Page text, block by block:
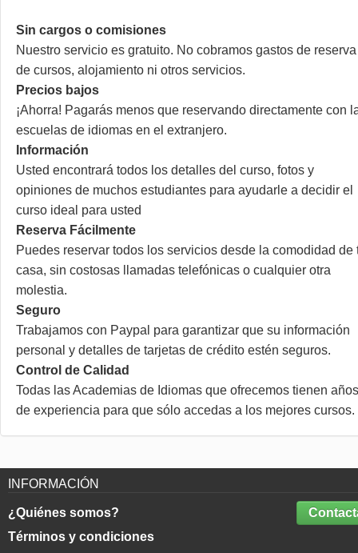
Sin cargos o comisiones
Nuestro servicio es gratuito. No cobramos gastos de reserva
de cursos, alojamiento ni otros servicios.
Precios bajos
¡Ahorra! Pagarás menos que reservando directamente con
escuelas de idiomas en el extranjero.
Información
Usted encontrará todos los detalles del curso, fotos y
opiniones de muchos estudiantes para ayudarle a decidir el
curso ideal para usted
Reserva Fácilmente
Puedes reservar todos los servicios desde la comodidad de
casa, sin costosas llamadas telefónicas o cualquier otra
molestia.
Seguro
Trabajamos con Paypal para garantizar que su información
personal y detalles de tarjetas de crédito estén seguros.
Control de Calidad
Todas las Academias de Idiomas que ofrecemos tienen años
de experiencia para que sólo accedas a los mejores cursos.
INFORMACIÓN
¿Quiénes somos?
Términos y condiciones